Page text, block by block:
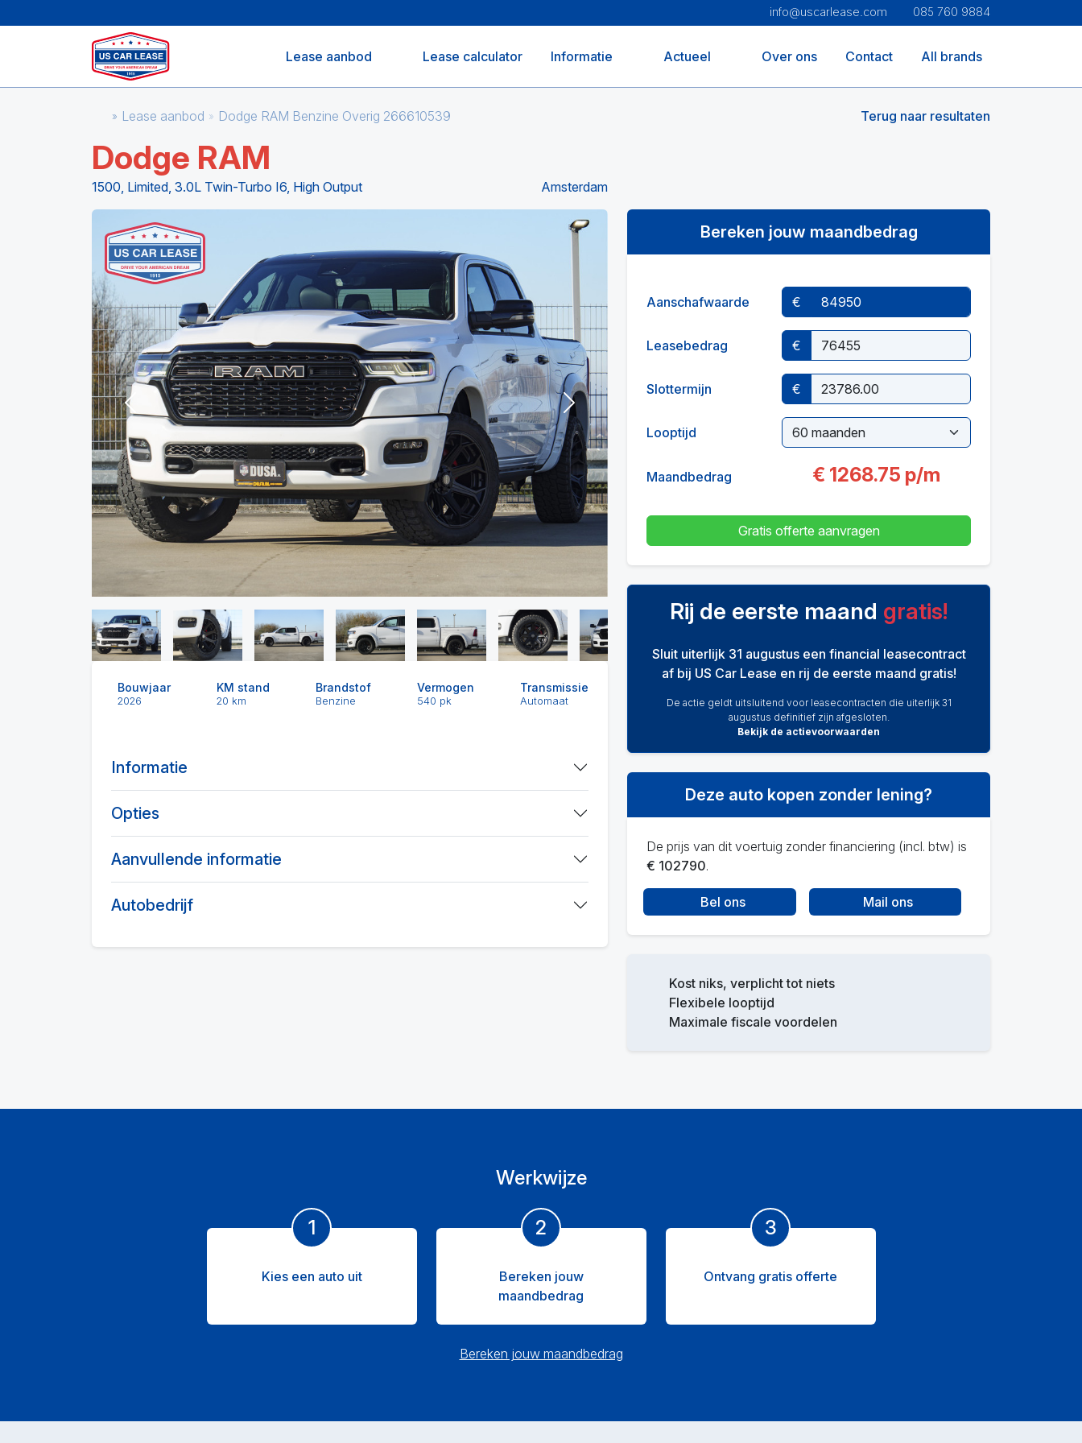
info@uscarlease.com 085 760 9884
Lease aanbod Lease calculator Informatie Actueel Over ons Contact All brands
Lease aanbod Dodge RAM Benzine Overig 266610539 Terug naar resultaten
Dodge RAM
1500, Limited, 3.0L Twin-Turbo I6, High Output Amsterdam
Previous Next
Bouwjaar
2026
KM stand
20 km
Brandstof
Benzine
Vermogen
540 pk
Transmissie
Automaat
Informatie
Opties
Aanvullende informatie
Autobedrijf
Bereken jouw maandbedrag
Aanschafwaarde €
Leasebedrag €
Slottermijn €
Looptijd
Maandbedrag € 1268.75 p/m
Gratis offerte aanvragen
Rij de eerste maand gratis!
Sluit uiterlijk 31 augustus een financial leasecontract
af bij US Car Lease en rij de eerste maand gratis!
De actie geldt uitsluitend voor leasecontracten die uiterlijk 31
augustus definitief zijn afgesloten.
Bekijk de actievoorwaarden
Deze auto kopen zonder lening?
De prijs van dit voertuig zonder financiering (incl. btw) is
€ 102790.
Bel ons Mail ons
Kost niks, verplicht tot niets
Flexibele looptijd
Maximale fiscale voordelen
Werkwijze
1
Kies een auto uit
2
Bereken jouw
maandbedrag
3
Ontvang gratis offerte
Bereken jouw maandbedrag